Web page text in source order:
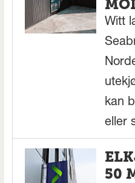
Witt
kan
eller
50